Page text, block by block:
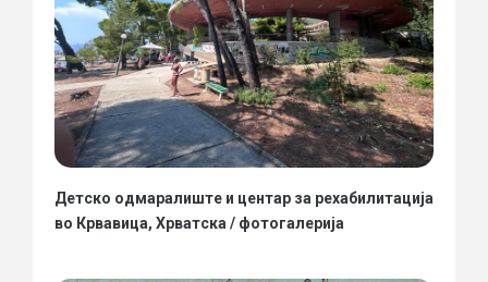
Детско одмаралиште и центар за рехабилитација
во Крвавица, Хрватска / фотогалерија